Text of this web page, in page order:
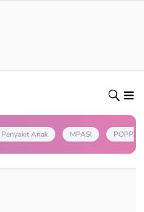
Penyakit Anak MPASI POPPAPA